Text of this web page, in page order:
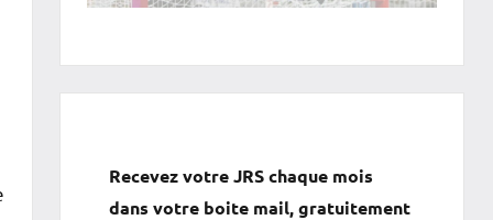
Recevez votre JRS chaque mois
dans votre boite mail, gratuitement